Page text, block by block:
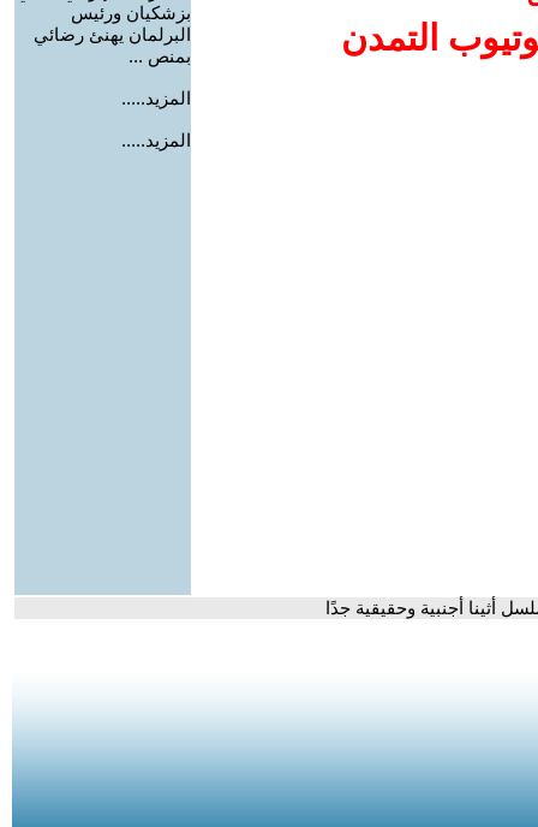
التمدن
بزشكيان ورئيس
البرلمان يهنئ رضائي
بمنص ...
المزيد.....
المزيد.....
أثينا أجنبية وحقيقية جدًا